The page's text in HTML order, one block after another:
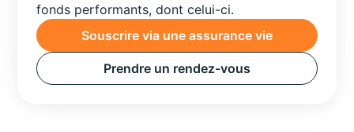
fonds performants, dont celui-ci.
Souscrire via une assurance vie
Prendre un rendez-vous